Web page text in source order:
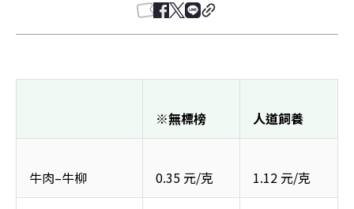
※無標榜 人道飼養
牛肉–牛柳 0.35 元/克 1.12 元/克